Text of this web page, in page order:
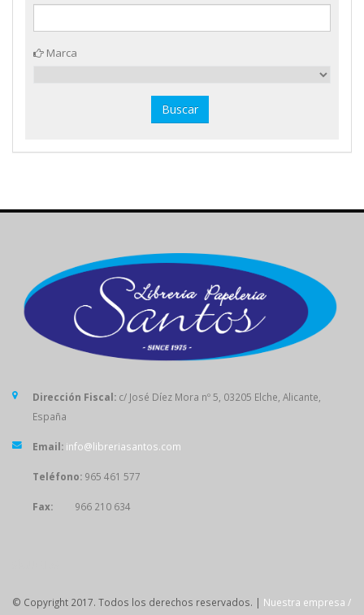
Marca
Dirección Fiscal: c/ José Díez Mora nº 5, 03205 Elche, Alicante,
España
Email: info@libreriasantos.com
Teléfono: 965 461 577
Fax: 966 210 634
© Copyright 2017. Todos los derechos reservados. | Nuestra empresa /